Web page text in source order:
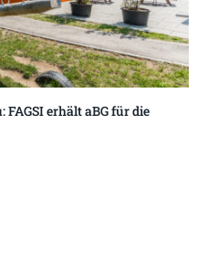
erhält aBG für die